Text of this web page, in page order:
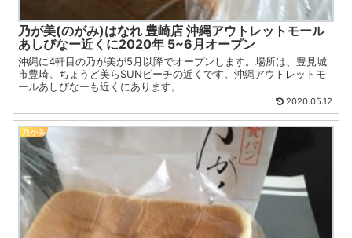
乃が美(のがみ)はなれ 豊崎店 沖縄アウトレットモール
あしびなー近くに2020年 5~6月オープン
沖縄に4軒目の乃が美が5月以降でオープンします。場所は、豊見城
市豊崎。ちょうど美らSUNビーチの近くです。沖縄アウトレットモ
ールあしびなーも近くにあります。
2020.05.12
乃が美